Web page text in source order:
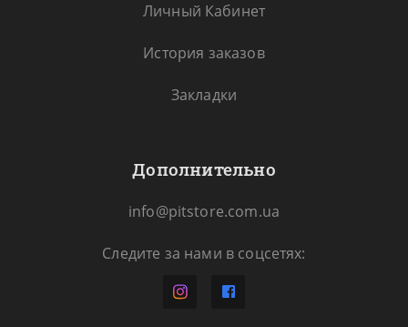
Личный Кабинет
История заказов
Закладки
Дополнительно
info@pitstore.com.ua
Следите за нами в соцсетях: